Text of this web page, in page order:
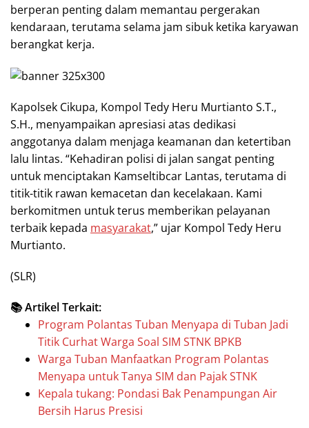
berperan penting dalam memantau pergerakan
kendaraan, terutama selama jam sibuk ketika karyawan
berangkat kerja.
Kapolsek Cikupa, Kompol Tedy Heru Murtianto S.T.,
S.H., menyampaikan apresiasi atas dedikasi
anggotanya dalam menjaga keamanan dan ketertiban
lalu lintas. “Kehadiran polisi di jalan sangat penting
untuk menciptakan Kamseltibcar Lantas, terutama di
titik-titik rawan kemacetan dan kecelakaan. Kami
berkomitmen untuk terus memberikan pelayanan
terbaik kepada masyarakat,” ujar Kompol Tedy Heru
Murtianto.
(SLR)
📚 Artikel Terkait:
Program Polantas Tuban Menyapa di Tuban Jadi
Titik Curhat Warga Soal SIM STNK BPKB
Warga Tuban Manfaatkan Program Polantas
Menyapa untuk Tanya SIM dan Pajak STNK
Kepala tukang: Pondasi Bak Penampungan Air
Bersih Harus Presisi